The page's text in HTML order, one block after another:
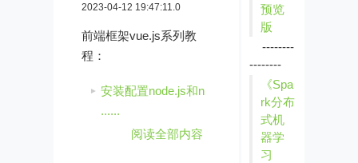
2023-04-12 19:47:11.0
前端框架vue.js系列教
程：
安装配置node.js和n
......
阅读全部内容
预览
版
--------
--------
《Spa
rk分布
式机
器学
习